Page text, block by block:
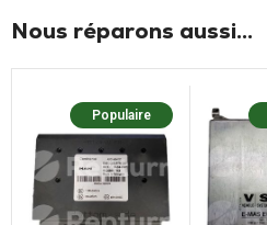
Nous réparons aussi...
Populaire